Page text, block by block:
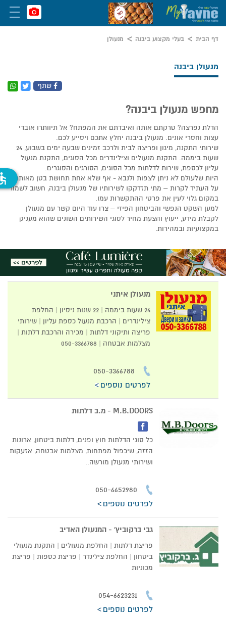
דף הבית בעלי מקצוע ביבנה מנעולן
שתף
מנעולן ביבנה
מחפש מנעולן ביבנה?
הדלת נפרצה? טרקתם אותה ואיבדתם את המפתח? אל תיוותרו אובדי
עצות וחסרי אונים. מנעולן ביבנה יחלץ אתכם ויסייע לכם.
שירותי התקנה, מיגון ופריצה לבית ולרכב זמינים שבעה ימים בשבוע, 24
שעות ביממה. התקנת מנעולים וצילינדרים מכל הסוגים, התקנת מנעול
עליון לכספת, שירות לדלתות מכל הסוגים, הסורגים והסוגרים.
היות שלעולם לא ניתן לצפות ולנבא - אף שלא אחת תחושת בטן מאותתת
על העתיד לקרות – מתי תזדקקו לשירותיו של מנעולן ביבנה, חשוב לשמור
במקום גלוי לעין את פרטי ההתקשרות עמו.
למען השקט הנפשי והביטחון הפיזי – צרו עוד היום קשר עם מנעולן
לקבלת מידע, ייעוץ והצעת מחיר לסוגי השירותים השונים שהוא מעניק
במקצועיות ובמהירות.
מנעולן איתני
24 שעות ביממה | 22 שנות ניסיון | החלפת
צילינדרים | הרכבת מנעול כספת עליון | שירותי
פריצה ותיקוני דלתות | מכירה והרכבת דלתות |
מצלמות אבטחה | 050-3366788
050-3366788
לפרטים נוספים
M.B.DOORS - מ.ב דלתות
כל סוגי הדלתות חוץ ופנים, דלתות ביטחון, ארונות
הזזה, שיכפול מפתחות, מצלמות אבטחה, אזעקות
ושירותי מנעולן מורשה..
050-6652980
לפרטים נוספים
גבי ברקוביץ' - המנעולן האדיב
פריצת דלתות | החלפת מנעולים | התקנת מנעולי
ביטחון | החלפת צילינדר | פריצת כספות | פריצת
מכוניות
054-6623231
לפרטים נוספים